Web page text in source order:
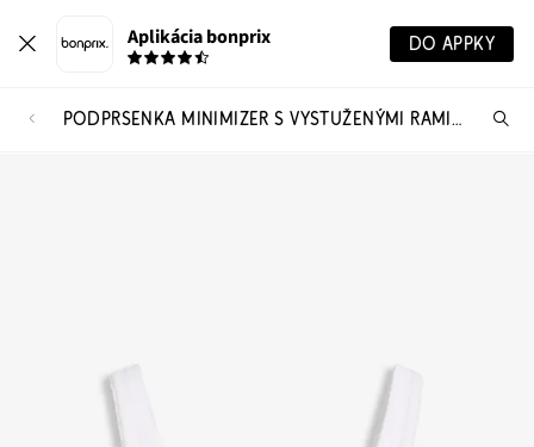
Aplikácia bonprix DO APPKY
PODPRSENKA MINIMIZER S VYSTUŽENÝMI RAMIENKAMI